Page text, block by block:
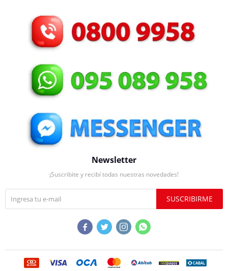
Newsletter
¡Suscribite y recibí todas nuestras novedades!
SUSCRIBIRME
   